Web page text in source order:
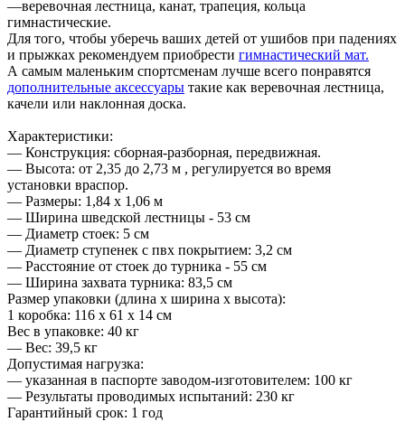
—веревочная лестница, канат, трапеция, кольца
гимнастические.
Для того, чтобы уберечь ваших детей от ушибов при падениях
и прыжках рекомендуем приобрести гимнастический мат.
А самым маленьким спортсменам лучше всего понравятся
дополнительные аксессуары такие как веревочная лестница,
качели или наклонная доска.
Характеристики:
— Конструкция: сборная-разборная, передвижная.
— Высота: от 2,35 до 2,73 м , регулируется во время
установки враспор.
— Размеры: 1,84 х 1,06 м
— Ширина шведской лестницы - 53 см
— Диаметр стоек: 5 см
— Диаметр ступенек с пвх покрытием: 3,2 см
— Расстояние от стоек до турника - 55 см
— Ширина захвата турника: 83,5 см
Размер упаковки (длина х ширина х высота):
1 коробка: 116 x 61 x 14 см
Вес в упаковке: 40 кг
— Вес: 39,5 кг
Допустимая нагрузка:
— указанная в паспорте заводом-изготовителем: 100 кг
— Результаты проводимых испытаний: 230 кг
Гарантийный срок: 1 год